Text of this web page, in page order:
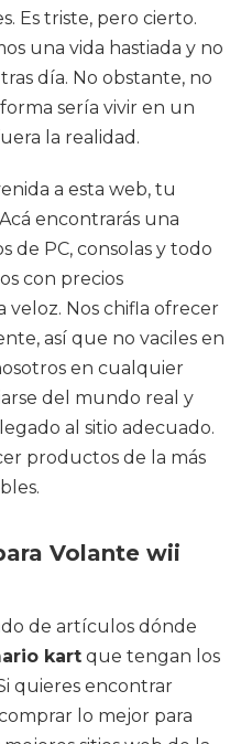
Es triste, pero cierto.
una vida hastiada y no
día. No obstante, no
sería vivir en un
la realidad.
a esta web, tu
encontrarás una
de PC, consolas y todo
con precios
Nos chifla ofrecer
así que no vaciles en
en cualquier
del mundo real y
al sitio adecuado.
productos de la más
Volante wii
de artículos dónde
kart que tengan los
quieres encontrar
lo mejor para